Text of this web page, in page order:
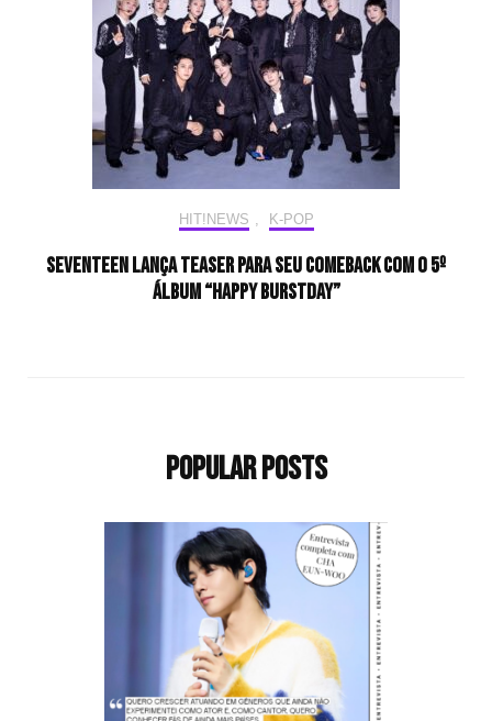
HIT!NEWS K-POP
SEVENTEEN lança teaser para seu comeback com o 5º
álbum “HAPPY BURSTDAY”
Popular Posts